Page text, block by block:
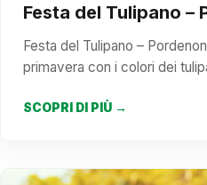
Festa del Tulipano –
Festa del Tulipano –
primavera con i colori dei
SCOPRI DI PIÙ →